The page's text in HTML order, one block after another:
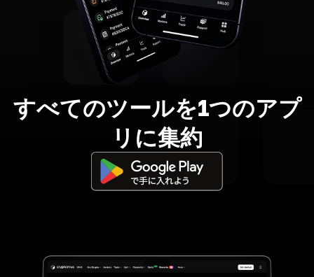
すべてのツールを1つのアプ
リに集約